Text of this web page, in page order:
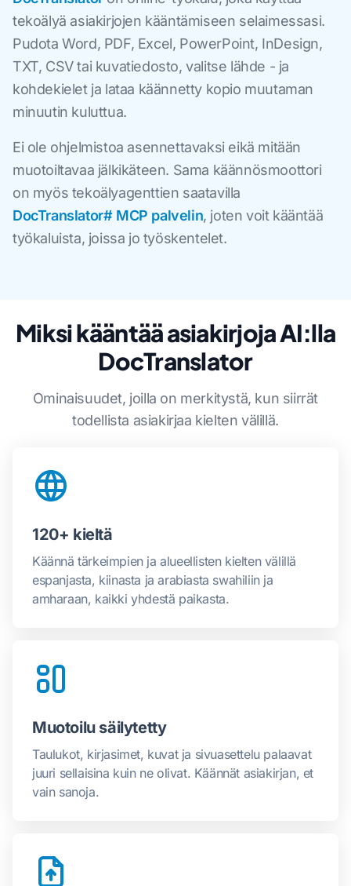
tekoälyä asiakirjojen kääntämiseen selaimessasi.
Pudota Word, PDF, Excel, PowerPoint, InDesign,
TXT, CSV tai kuvatiedosto, valitse lähde - ja
kohdekielet ja lataa käännetty kopio muutaman
minuutin kuluttua.
Ei ole ohjelmistoa asennettavaksi eikä mitään
muotoiltavaa jälkikäteen. Sama käännösmoottori
on myös tekoälyagenttien saatavilla
DocTranslator# MCP palvelin, joten voit kääntää
työkaluista, joissa jo työskentelet.
Miksi kääntää asiakirjoja AI:lla
DocTranslator
Ominaisuudet, joilla on merkitystä, kun siirrät
todellista asiakirjaa kielten välillä.
120+ kieltä
Käännä tärkeimpien ja alueellisten kielten välillä
espanjasta, kiinasta ja arabiasta swahiliin ja
amharaan, kaikki yhdestä paikasta.
Muotoilu säilytetty
Taulukot, kirjasimet, kuvat ja sivuasettelu palaavat
juuri sellaisina kuin ne olivat. Käännät asiakirjan, et
vain sanoja.